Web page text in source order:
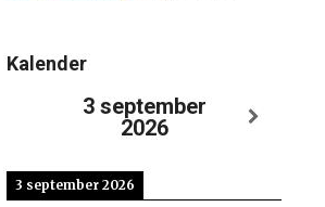
Kalender
3 september
2026
3 september 2026